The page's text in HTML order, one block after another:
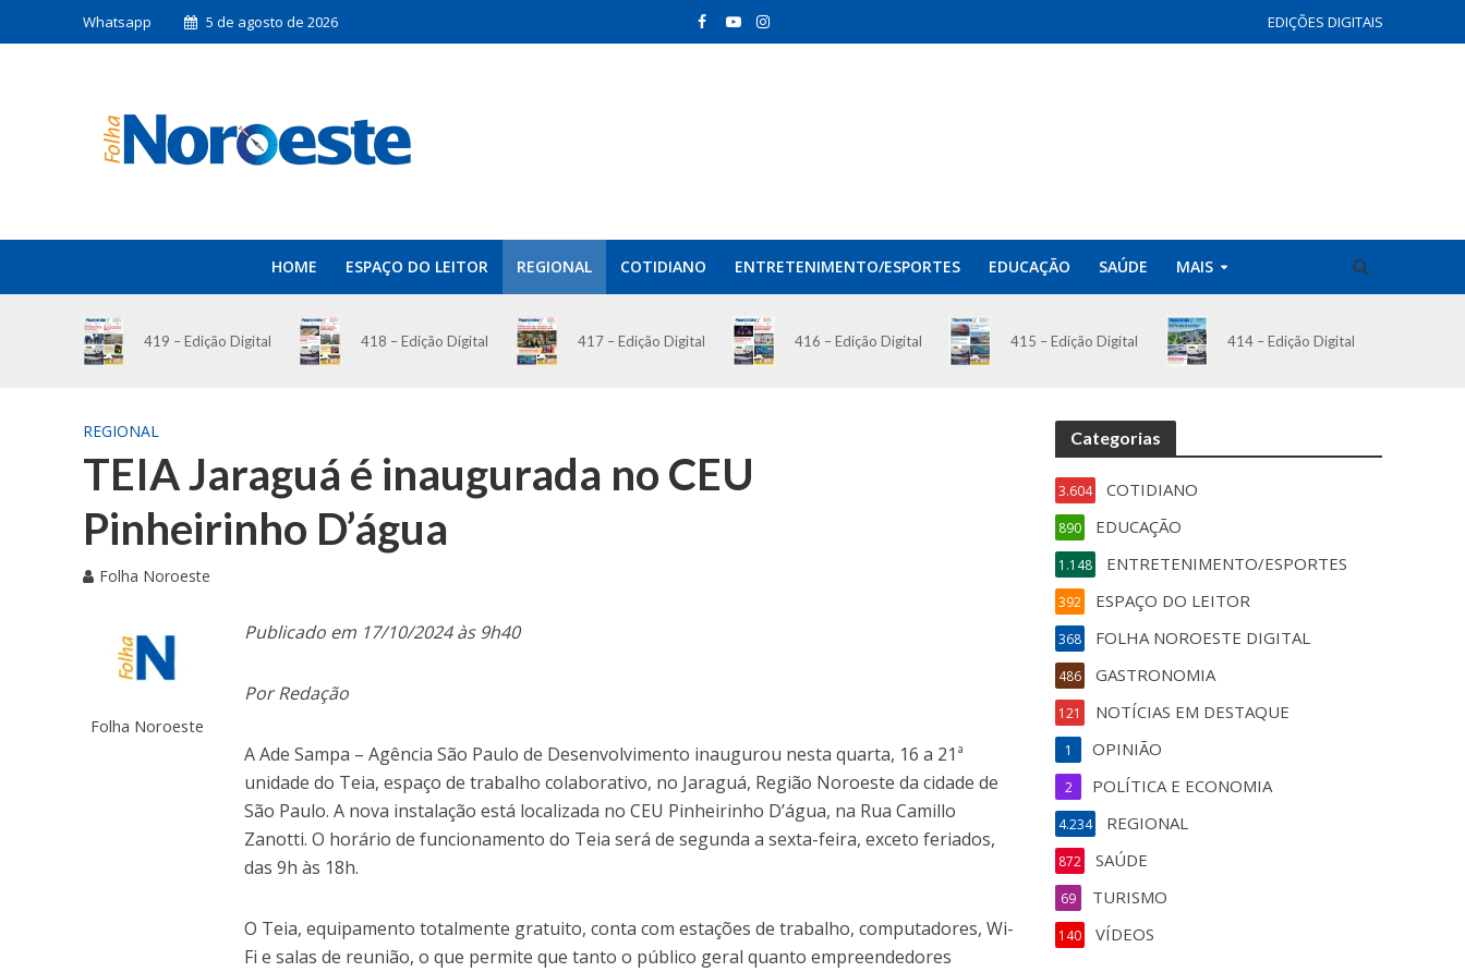
Whatsapp 5 de agosto de 2026 EDIÇÕES DIGITAIS
HOME ESPAÇO DO LEITOR REGIONAL COTIDIANO ENTRETENIMENTO/ESPORTES EDUCAÇÃO SAÚDE MAIS
419 – Edição Digital 418 – Edição Digital 417 – Edição Digital 416 – Edição Digital 415 – Edição Digital 414 – Edição Digital
REGIONAL
TEIA Jaraguá é inaugurada no CEU
Pinheirinho D’água
Folha Noroeste
Folha Noroeste
Publicado em 17/10/2024 às 9h40
Por Redação
A Ade Sampa – Agência São Paulo de Desenvolvimento inaugurou nesta quarta, 16 a 21ª
unidade do Teia, espaço de trabalho colaborativo, no Jaraguá, Região Noroeste da cidade de
São Paulo. A nova instalação está localizada no CEU Pinheirinho D’água, na Rua Camillo
Zanotti. O horário de funcionamento do Teia será de segunda a sexta-feira, exceto feriados,
das 9h às 18h.
O Teia, equipamento totalmente gratuito, conta com estações de trabalho, computadores, Wi-
Fi e salas de reunião, o que permite que tanto o público geral quanto empreendedores
Categorias
COTIDIANO
3.604
EDUCAÇÃO
890
ENTRETENIMENTO/ESPORTES
1.148
ESPAÇO DO LEITOR
392
FOLHA NOROESTE DIGITAL
368
GASTRONOMIA
486
NOTÍCIAS EM DESTAQUE
121
OPINIÃO
1
POLÍTICA E ECONOMIA
2
REGIONAL
4.234
SAÚDE
872
TURISMO
69
VÍDEOS
140